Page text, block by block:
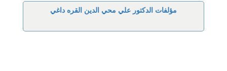
مؤلفات الدكتور علي محي الدين القره داغي